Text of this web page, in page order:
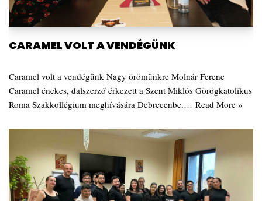
CARAMEL VOLT A VENDÉGÜNK
Caramel volt a vendégünk Nagy örömünkre Molnár Ferenc
Caramel énekes, dalszerző érkezett a Szent Miklós Görögkatolikus
Roma Szakkollégium meghívására Debrecenbe.… Read More »